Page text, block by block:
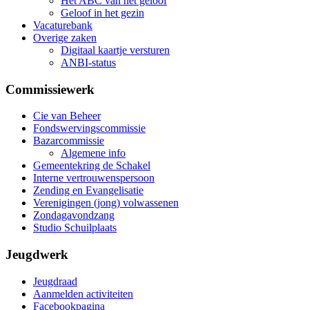
Geloof in het gezin
Vacaturebank
Overige zaken
Digitaal kaartje versturen
ANBI-status
Commissiewerk
Cie van Beheer
Fondswervingscommissie
Bazarcommissie
Algemene info
Gemeentekring de Schakel
Interne vertrouwenspersoon
Zending en Evangelisatie
Verenigingen (jong) volwassenen
Zondagavondzang
Studio Schuilplaats
Jeugdwerk
Jeugdraad
Aanmelden activiteiten
Facebookpagina